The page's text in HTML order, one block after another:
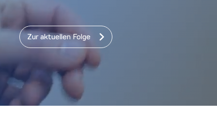
Zur aktuellen Folge